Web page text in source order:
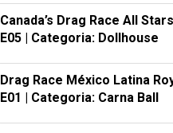
Canada’s Drag Race All
E05 | Categoria: Dollhouse
Drag Race México Latina
E01 | Categoria: Carna Ball